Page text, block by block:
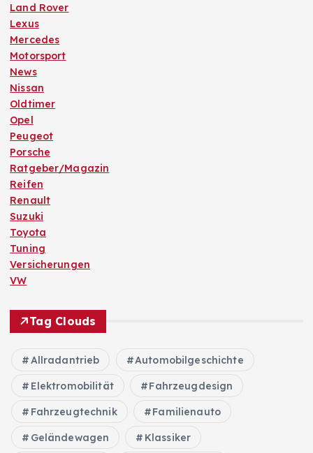
Land Rover
Lexus
Mercedes
Motorsport
News
Nissan
Oldtimer
Opel
Peugeot
Porsche
Ratgeber/Magazin
Reifen
Renault
Suzuki
Toyota
Tuning
Versicherungen
VW
Tag Clouds
Allradantrieb Automobilgeschichte
Elektromobilität Fahrzeugdesign
Fahrzeugtechnik Familienauto
Geländewagen Klassiker